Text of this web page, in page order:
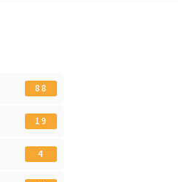
88
19
4